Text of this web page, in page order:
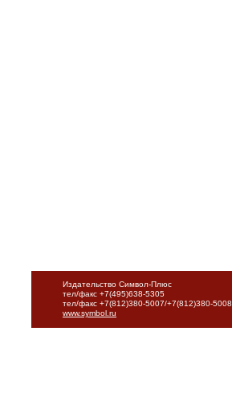
Издательство Символ-Плюс
тел/факс +7(495)638-5305
тел/факс +7(812)380-5007/+7(812)380-5008
www.symbol.ru